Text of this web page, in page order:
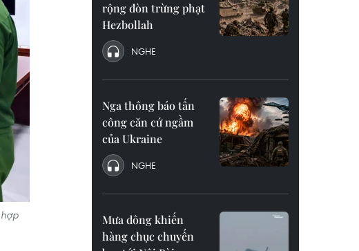
rộng đòn trừng phạt
Hezbollah
NGHE
Nga thông báo tấn
công căn cứ ngầm
của Ukraine
NGHE
Mưa dông khiến
hàng chục chuyến